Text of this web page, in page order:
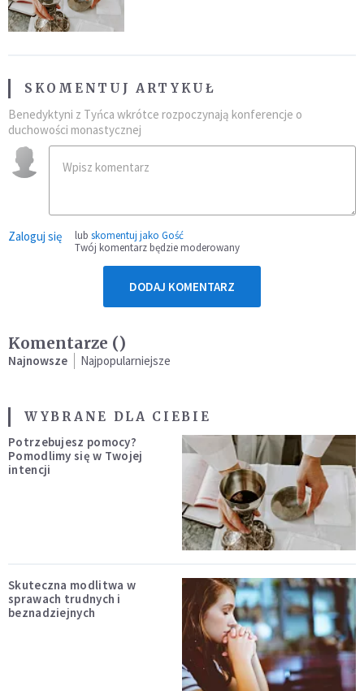
SKOMENTUJ ARTYKUŁ
Benedyktyni z Tyńca wkrótce rozpoczynają konferencje o
duchowości monastycznej
Zaloguj się lub skomentuj jako Gość
Twój komentarz będzie moderowany
DODAJ KOMENTARZ
Komentarze ()
Najnowsze Najpopularniejsze
WYBRANE DLA CIEBIE
Potrzebujesz pomocy?
Pomodlimy się w Twojej
intencji
Skuteczna modlitwa w
sprawach trudnych i
beznadziejnych